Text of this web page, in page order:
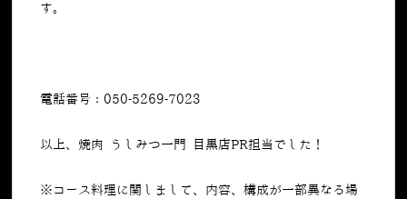
す。
電話番号：050-5269-7023
以上、焼肉 うしみつ一門 目黒店PR担当でした！
※コース料理に関しまして、内容、構成が一部異なる場